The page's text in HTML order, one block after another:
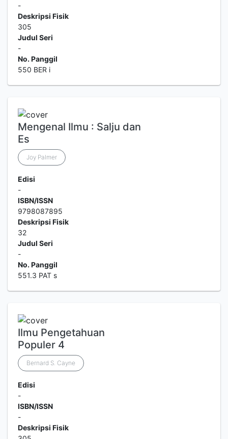
-
Deskripsi Fisik
305
Judul Seri
-
No. Panggil
550 BER i
Mengenal Ilmu : Salju dan
Es
Joy Palmer
Edisi
-
ISBN/ISSN
9798087895
Deskripsi Fisik
32
Judul Seri
-
No. Panggil
551.3 PAT s
Ilmu Pengetahuan
Populer 4
Bernard S. Cayne
Edisi
-
ISBN/ISSN
-
Deskripsi Fisik